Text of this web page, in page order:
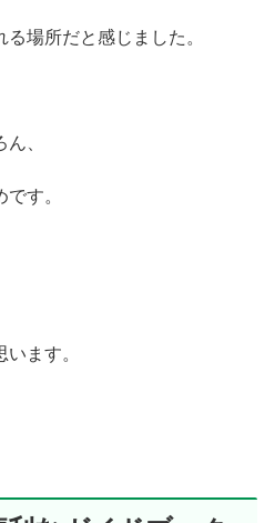
場所だと感じました。
、
す。
ます。